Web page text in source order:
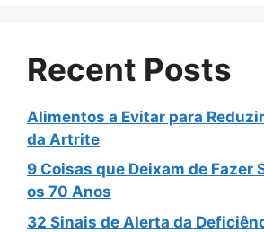
Recent Posts
Alimentos a Evitar para
da Artrite
9 Coisas que Deixam de Fazer
os 70 Anos
32 Sinais de Alerta da